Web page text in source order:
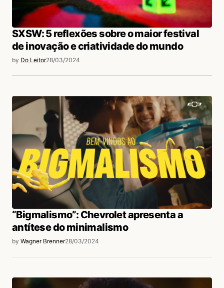
SXSW: 5 reflexões sobre o maior festival
de inovação e criatividade do mundo
by Do Leitor28/03/2024
“Bigmalismo”: Chevrolet apresenta a
antítese do minimalismo
by Wagner Brenner28/03/2024